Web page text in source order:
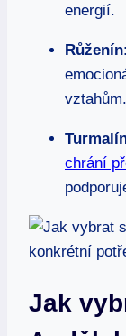
energií.
Růženín
vztahům.
chrání
Jak